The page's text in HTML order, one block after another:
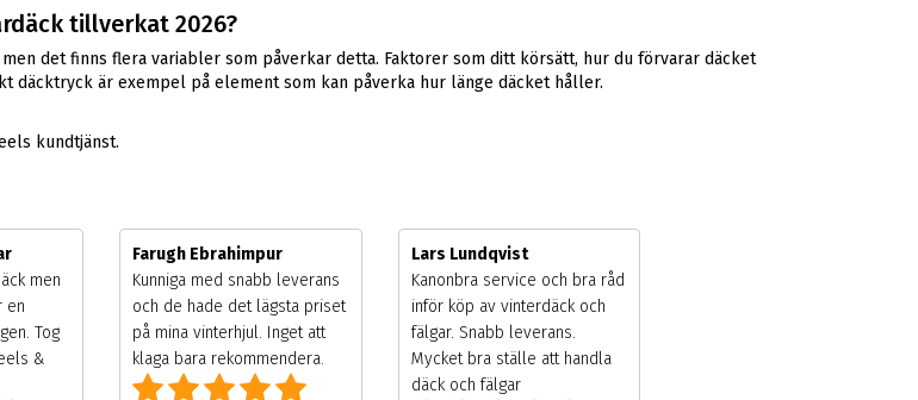
tillverkat 2026?
det finns flera variabler som påverkar detta. Faktorer som ditt körsätt, hur du förvarar däcket
är exempel på element som kan påverka hur länge däcket håller.
kundtjänst.
men
en
Tog
&
Farugh Ebrahimpur
Kunniga med snabb leverans
och de hade det lägsta priset
på mina vinterhjul. Inget att
klaga bara rekommendera.
Lars Lundqvist
Kanonbra service och bra råd
inför köp av vinterdäck och
fälgar. Snabb leverans.
Mycket bra ställe att handla
däck och fälgar